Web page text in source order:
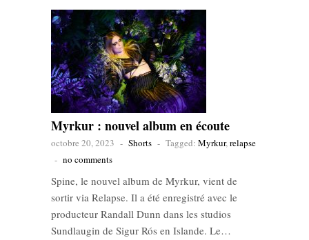
Myrkur : nouvel album en écoute
octobre 20, 2023 - Shorts - Tagged: Myrkur,relapse
- no comments
Spine, le nouvel album de Myrkur, vient de
sortir via Relapse. Il a été enregistré avec le
producteur Randall Dunn dans les studios
Sundlaugin de Sigur Rós en Islande. Le…